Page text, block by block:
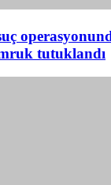
tutuklandı